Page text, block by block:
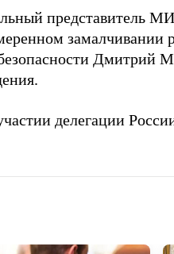
представитель
замалчивании
Дмитрий
делегации